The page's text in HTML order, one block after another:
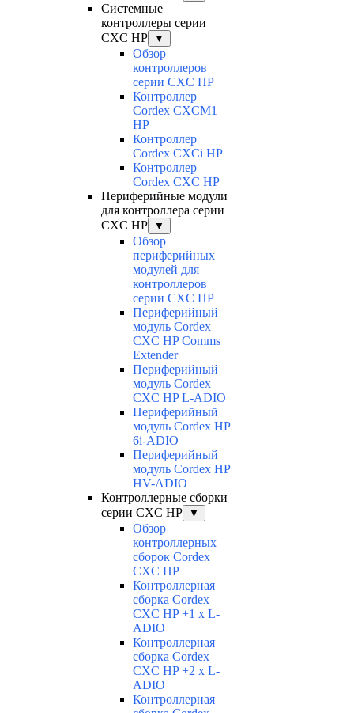
Системные
контроллеры серии
CXC HP
▼
Обзор
контроллеров
серии CXC HP
Контроллер
Cordex CXCM1
HP
Контроллер
Cordex CXCi HP
Контроллер
Cordex CXC HP
Периферийные модули
для контроллера серии
CXC HP
▼
Обзор
периферийных
модулей для
контроллеров
серии CXC HP
Периферийный
модуль Cordex
CXC HP Comms
Extender
Периферийный
модуль Cordex
CXC HP L-ADIO
Периферийный
модуль Cordex HP
6i-ADIO
Периферийный
модуль Cordex HP
HV-ADIO
Контроллерные сборки
серии CXC HP
▼
Обзор
контроллерных
сборок Cordex
CXC HP
Контроллерная
сборка Cordex
CXC HP +1 x L-
ADIO
Контроллерная
сборка Cordex
CXC HP +2 x L-
ADIO
Контроллерная